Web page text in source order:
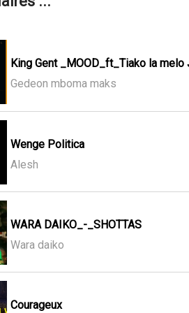
King Gent _MOOD_ft_Tiako la melo
Gedeon mboma maks
Wenge Politica
Alesh
WARA DAIKO_-_SHOTTAS
Wara daiko
Courageux